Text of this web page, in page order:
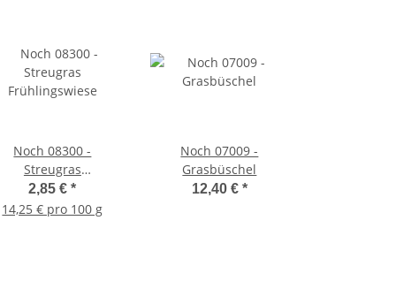
Noch 08300 -
Streugras
Frühlingswiese
2,85 €*
14,25 € pro 100 g
Noch 07009 -
Grasbüschel
12,40 € *